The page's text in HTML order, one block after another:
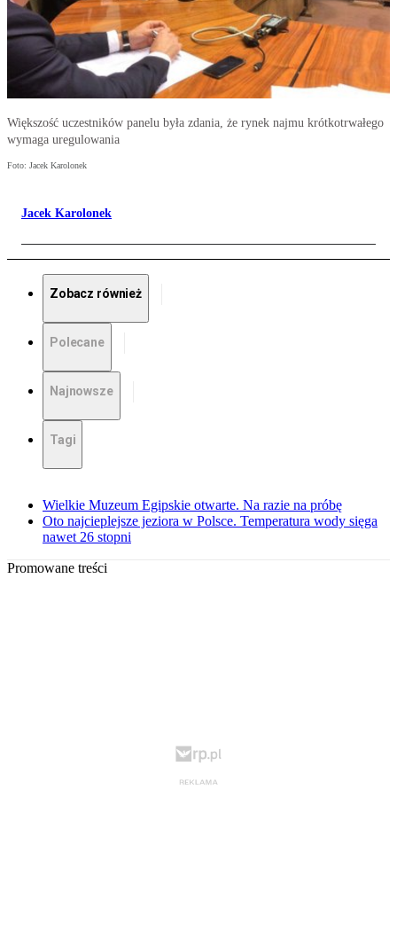
Większość uczestników panelu była zdania, że rynek najmu krótkotrwałego
wymaga uregulowania
Foto: Jacek Karolonek
Jacek Karolonek
Zobacz również
Polecane
Najnowsze
Tagi
Wielkie Muzeum Egipskie otwarte. Na razie na próbę
Oto najcieplejsze jeziora w Polsce. Temperatura wody sięga
nawet 26 stopni
Promowane treści